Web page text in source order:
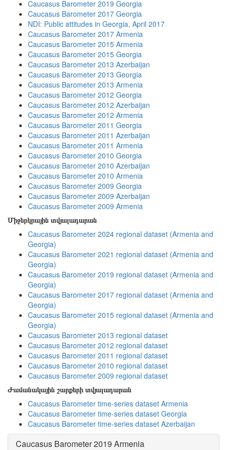
Caucasus Barometer 2019 Georgia
Caucasus Barometer 2017 Georgia
NDI: Public attitudes in Georgia, April 2017
Caucasus Barometer 2017 Armenia
Caucasus Barometer 2015 Armenia
Caucasus Barometer 2015 Georgia
Caucasus Barometer 2013 Azerbaijan
Caucasus Barometer 2013 Georgia
Caucasus Barometer 2013 Armenia
Caucasus Barometer 2012 Georgia
Caucasus Barometer 2012 Azerbaijan
Caucasus Barometer 2012 Armenia
Caucasus Barometer 2011 Georgia
Caucasus Barometer 2011 Azerbaijan
Caucasus Barometer 2011 Armenia
Caucasus Barometer 2010 Georgia
Caucasus Barometer 2010 Azerbaijan
Caucasus Barometer 2010 Armenia
Caucasus Barometer 2009 Georgia
Caucasus Barometer 2009 Azerbaijan
Caucasus Barometer 2009 Armenia
Միջերկրային տվյալադարան
Caucasus Barometer 2024 regional dataset (Armenia and
Georgia)
Caucasus Barometer 2021 regional dataset (Armenia and
Georgia)
Caucasus Barometer 2019 regional dataset (Armenia and
Georgia)
Caucasus Barometer 2017 regional dataset (Armenia and
Georgia)
Caucasus Barometer 2015 regional dataset (Armenia and
Georgia)
Caucasus Barometer 2013 regional dataset
Caucasus Barometer 2012 regional dataset
Caucasus Barometer 2011 regional dataset
Caucasus Barometer 2010 regional dataset
Caucasus Barometer 2009 regional dataset
Ժամանակային շարքերի տվյալադարան
Caucasus Barometer time-series dataset Armenia
Caucasus Barometer time-series dataset Georgia
Caucasus Barometer time-series dataset Azerbaijan
Caucasus Barometer 2019 Armenia